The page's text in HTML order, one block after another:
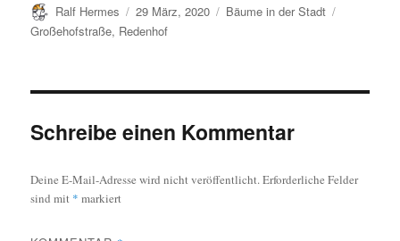
Autor
Ralf Hermes
Veröffentlicht
am
29 März, 2020 Kategorien
Bäume in der Stadt
Großehofstraße, Redenhof
Schreibe einen Kommentar
Deine E-Mail-Adresse wird nicht veröffentlicht.Erforderliche Felder
sind mit * markiert